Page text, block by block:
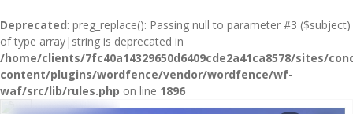
Deprecated: preg_replace(): Passing null to parameter #3 ($subject)
of type array|string is deprecated in
/home/clients/7fc40a14329650d6409cde2a41ca8578/sites/
content/plugins/wordfence/vendor/wordfence/wf-
waf/src/lib/rules.php on line 1896